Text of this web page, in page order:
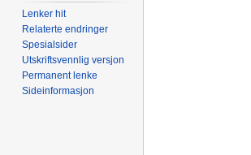
Lenker hit
Relaterte endringer
Spesialsider
Utskriftsvennlig versjon
Permanent lenke
Sideinformasjon